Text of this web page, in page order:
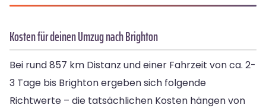
Kosten für deinen Umzug nach Brighton
Bei rund 857 km Distanz und einer Fahrzeit von ca. 2-
3 Tage bis Brighton ergeben sich folgende
Richtwerte – die tatsächlichen Kosten hängen von